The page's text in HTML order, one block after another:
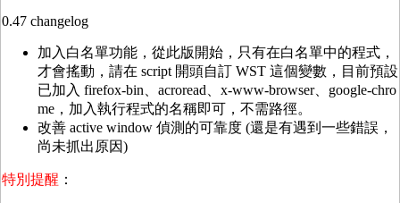
0.47 changelog
加入白名單功能，從此版開始，只有在白名單中的程式，
才會搖動，請在 script 開頭自訂 WST 這個變數，目前預設
已加入 firefox-bin、acroread、x-www-browser、google-chro
me，加入執行程式的名稱即可，不需路徑。
改善 active window 偵測的可靠度 (還是有遇到一些錯誤，
尚未抓出原因)
特別提醒 ：